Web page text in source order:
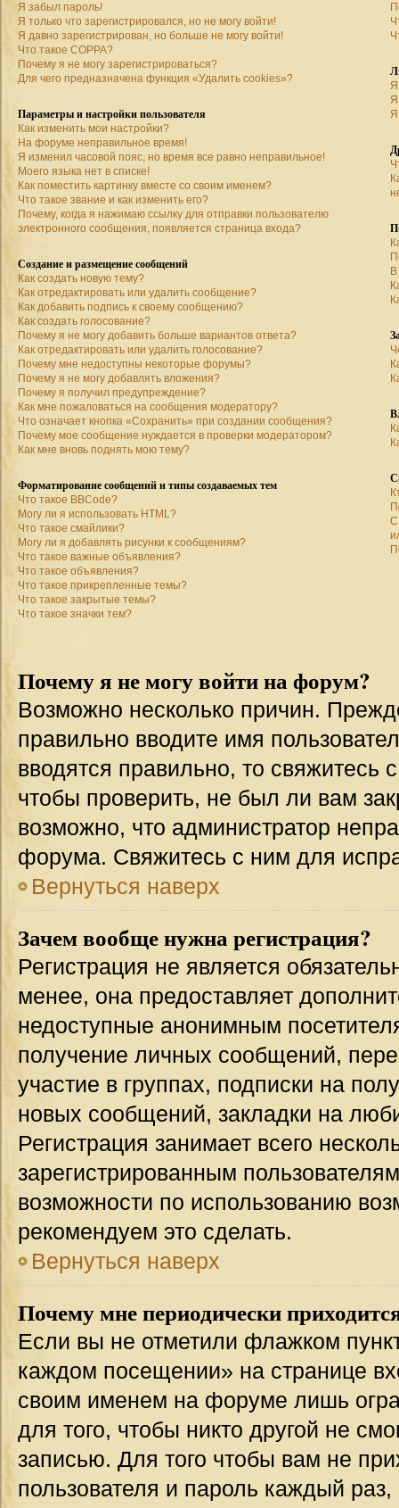
Я забыл пароль!
Я только что зарегистрировался, но не могу войти!
Я давно зарегистрирован, но больше не могу войти!
Что такое COPPA?
Почему я не могу зарегистрироваться?
Для чего предназначена функция «Удалить cookies»?
Параметры и настройки пользователя
Как изменить мои настройки?
На форуме неправильное время!
Я изменил часовой пояс, но время все равно неправильное!
Моего языка нет в списке!
Как поместить картинку вместе со своим именем?
Что такое звание и как изменить его?
Почему, когда я нажимаю ссылку для отправки пользователю
электронного сообщения, появляется страница входа?
Создание и размещение сообщений
Как создать новую тему?
Как отредактировать или удалить сообщение?
Как добавить подпись к своему сообщению?
Как создать голосование?
Почему я не могу добавить больше вариантов ответа?
Как отредактировать или удалить голосование?
Почему мне недоступны некоторые форумы?
Почему я не могу добавлять вложения?
Почему я получил предупреждение?
Как мне пожаловаться на сообщения модератору?
Что означает кнопка «Сохранить» при создании сообщения?
Почему мое сообщение нуждается в проверки модератором?
Как мне вновь поднять мою тему?
Форматирование сообщений и типы создаваемых тем
Что такое BBCode?
Могу ли я использовать HTML?
Что такое смайлики?
Могу ли я добавлять рисунки к сообщениям?
Что такое важные объявления?
Что такое объявления?
Что такое прикрепленные темы?
Что такое закрытые темы?
Что такое значки тем?
Я
Я
Я
С
Почему я не могу войти на форум?
Возможно несколько причин.
правильно вводите имя
вводятся правильно, то
чтобы проверить, не был ли вам
возможно, что администратор
форума. Свяжитесь с ним для
Вернуться наверх
Зачем вообще нужна регистрация?
Регистрация не является
менее, она предоставляет
недоступные анонимным
получение личных сообщений,
участие в группах, подписки на
новых сообщений, закладки на
Регистрация занимает всего
зарегистрированным
возможности по использованию
рекомендуем это сделать.
Вернуться наверх
Почему мне периодически
Если вы не отметили флажком
каждом посещении» на странице
своим именем на форуме лишь
для того, чтобы никто другой не
записью. Для того чтобы вам не
пользователя и пароль каждый